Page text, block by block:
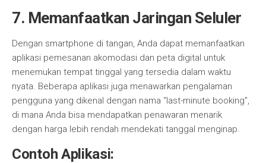
7. Memanfaatkan Jaringan Seluler
Dengan smartphone di tangan, Anda dapat memanfaatkan
aplikasi pemesanan akomodasi dan peta digital untuk
menemukan tempat tinggal yang tersedia dalam waktu
nyata. Beberapa aplikasi juga menawarkan pengalaman
pengguna yang dikenal dengan nama “last-minute booking”,
di mana Anda bisa mendapatkan penawaran menarik
dengan harga lebih rendah mendekati tanggal menginap.
Contoh Aplikasi: